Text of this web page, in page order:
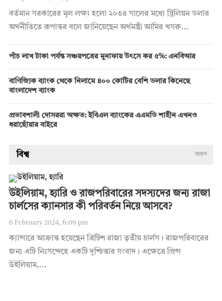
বর্তমান সরকারের মূল লক্ষ্য হলো ২০৩৪ সালের মধ্যে ট্রিলিয়ন ডলার
অর্থনীতিতে রূপান্তর বলে জানিয়েছেন অর্থমন্ত্রী আমির খসরু...
পাঁচ লাখ টাকা পর্যন্ত সঞ্চয়পত্রের মুনাফায় উৎসে কর ৫%: এনবিআর
বাণিজ্যিক ব্যাংক থেকে নিলামে ৪০০ কোটির বেশি ডলার কিনেছে
বাংলাদেশ ব্যাংক
প্রভাবশালী দোসররা অক্ষত: ইবিএল ব্যাংকের এএমডি শাহীন এখনও
ধরাছোঁয়ার বাইরে
বিশ্ব আরও
উইলিয়াম, হ্যারি ও রাজপরিবারের সদস্যদের জন্য রাজা
চার্লসের ক্যানসার কী পরিবর্তন নিয়ে আসবে?
6 February 2024, 6:09 pm
ক্যান্সারে আক্রান্ত হয়েছেন ব্রিটিশ রাজা তৃতীয় চার্লস। রাজপরিবারের
জন্য এটি নিঃসন্দেহে একটি দুশ্চিন্তার সংবাদ। এক্ষেত্রে প্রিন্স
উইলিয়াম,...